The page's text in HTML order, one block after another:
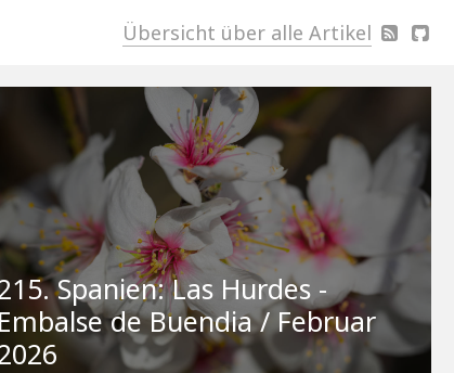
Übersicht über alle Artikel
Spanien: Las Hurdes -
Embalse de Buendia / Februar